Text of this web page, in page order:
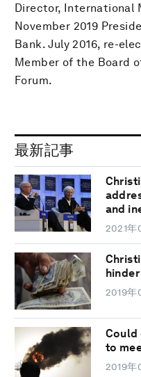
Director, International
November 2019
Bank. July 2016, re-
Member of the Board
Forum.
最新記事
and
2021年
2019年
Could
to
2019年